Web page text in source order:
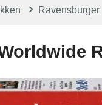
Ravensburger